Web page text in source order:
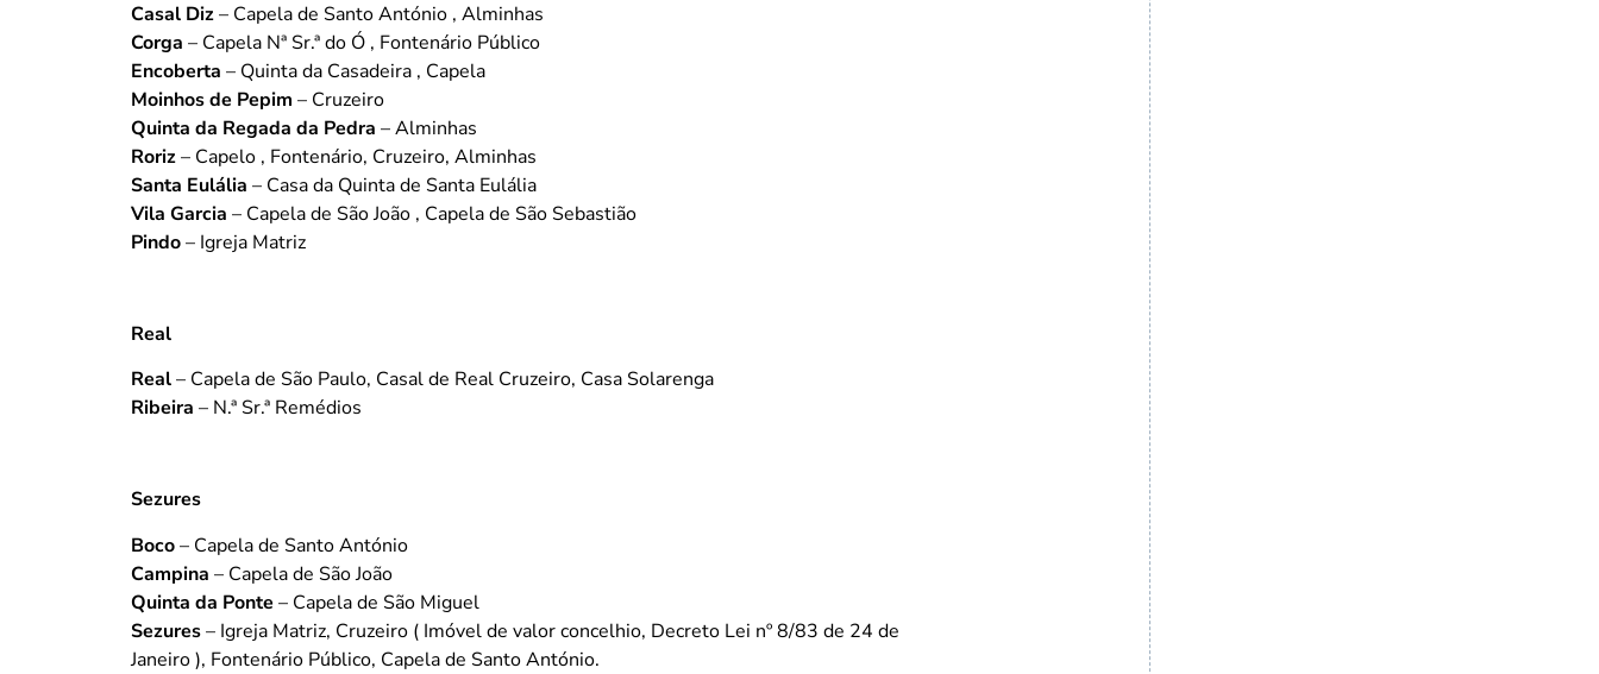
Casal Diz– Capela de Santo António , Alminhas
Corga – Capela Nª Sr.ª do Ó , Fontenário Público
Encoberta – Quinta da Casadeira , Capela
Moinhos de Pepim – Cruzeiro
Quinta da Regada da Pedra – Alminhas
Roriz– Capelo , Fontenário, Cruzeiro, Alminhas
Santa Eulália – Casa da Quinta de Santa Eulália
Vila Garcia – Capela de São João , Capela de São Sebastião
Pindo– Igreja Matriz
Real
Real– Capela de São Paulo, Casal de Real Cruzeiro, Casa Solarenga
Ribeira – N.ª Sr.ª Remédios
Sezures
Boco– Capela de Santo António
Campina – Capela de São João
Quinta da Ponte – Capela de São Miguel
Sezures– Igreja Matriz, Cruzeiro ( Imóvel de valor concelhio, Decreto Lei nº 8/83 de 24 de
Janeiro ), Fontenário Público, Capela de Santo António.